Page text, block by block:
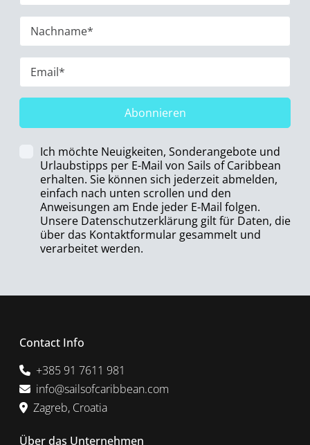
Abonnieren
Ich möchte Neuigkeiten, Sonderangebote und
Urlaubstipps per E-Mail von Sails of Caribbean
erhalten. Sie können sich jederzeit abmelden,
einfach nach unten scrollen und den
Anweisungen am Ende jeder E-Mail folgen.
Unsere Datenschutzerklärung gilt für Daten, die
über das Kontaktformular gesammelt und
verarbeitet werden.
Contact Info
+385 91 7611 981
info@sailsofcaribbean.com
Zagreb, Croatia
Über das Unternehmen